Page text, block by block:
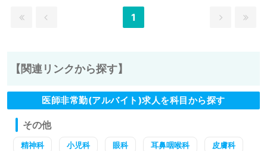
1
【関連リンクから探す】
医師非常勤(アルバイト)求人を科目から探す
その他
精神科 小児科 眼科 耳鼻咽喉科 皮膚科